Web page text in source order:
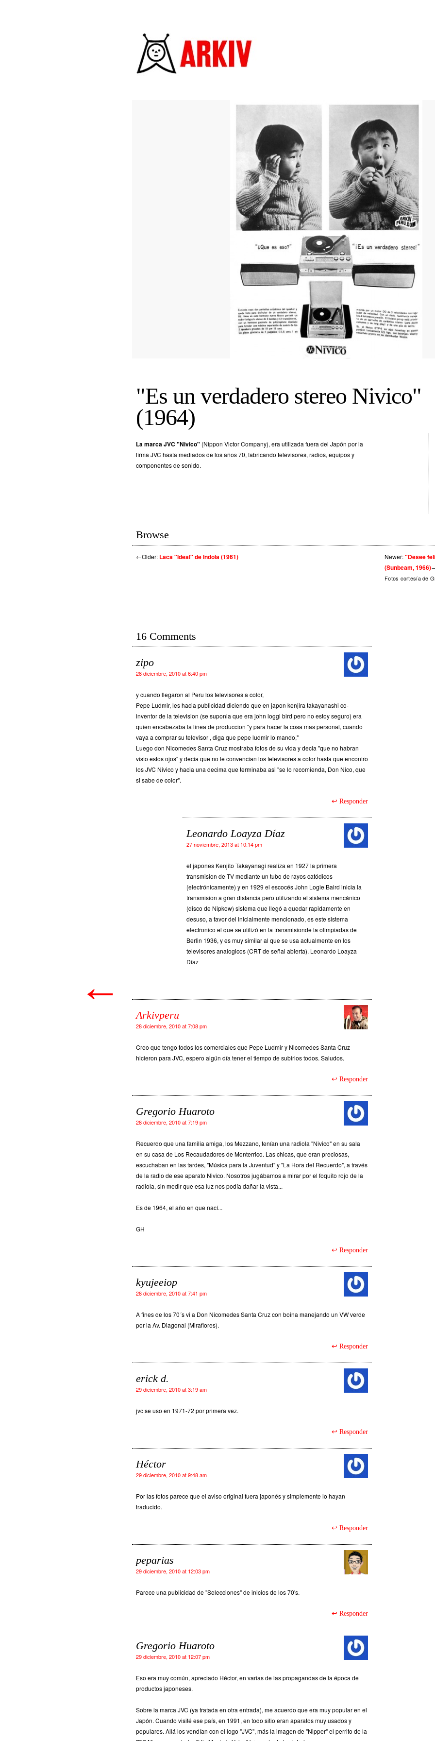
←
"Es un verdadero stereo Nivico"
(1964)
La marca JVC "Nivico" (Nippon Victor Company), era utilizada fuera del Japón por la
firma JVC hasta mediados de los años 70, fabricando televisores, radios, equipos y
componentes de sonido.
Browse
←Older: Laca "Ideal" de Indola (1961) Newer:"Desee
(Sunbeam, 1966)
Fotos cortesía de
16 Comments
zipo
28 diciembre, 2010 at 6:40 pm
y cuando llegaron al Peru los televisores a color,
Pepe Ludmir, les hacia publicidad diciendo que en japon kenjira takayanashi co-
inventor de la television (se suponia que era john loggi bird pero no estoy seguro) era
quien encabezaba la linea de produccion "y para hacer la cosa mas personal, cuando
vaya a comprar su televisor , diga que pepe ludmir lo mando,"
Luego don Nicomedes Santa Cruz mostraba fotos de su vida y decia "que no habran
visto estos ojos" y decia que no le convencian los televisores a color hasta que encontro
los JVC Nivico y hacia una decima que terminaba asi "se lo recomienda, Don Nico, que
si sabe de color".
Responder
Leonardo Loayza Díaz
27 noviembre, 2013 at 10:14 pm
el japones Kenjito Takayanagi realiza en 1927 la primera
transmision de TV mediante un tubo de rayos catódicos
(electrónicamente) y en 1929 el escocés John Logie Baird inicia la
transmision a gran distancia pero utilizando el sistema mencánico
(disco de Nipkow) sistema que llegó a quedar rapidamente en
desuso, a favor del inicialmente mencionado, es este sistema
electronico el que se utilizó en la transmisionde la olimpiadas de
Berlin 1936, y es muy similar al que se usa actualmente en los
televisores analogicos (CRT de señal abierta). Leonardo Loayza
Díaz
Arkivperu
28 diciembre, 2010 at 7:08 pm
Creo que tengo todos los comerciales que Pepe Ludmir y Nicomedes Santa Cruz
hicieron para JVC, espero algún día tener el tiempo de subirlos todos. Saludos.
Responder
Gregorio Huaroto
28 diciembre, 2010 at 7:19 pm
Recuerdo que una familia amiga, los Mezzano, tenían una radiola "Nivico" en su sala
en su casa de Los Recaudadores de Monterrico. Las chicas, que eran preciosas,
escuchaban en las tardes, "Música para la Juventud" y "La Hora del Recuerdo", a través
de la radio de ese aparato Nivico. Nosotros jugábamos a mirar por el foquito rojo de la
radiola, sin medir que esa luz nos podía dañar la vista...
Es de 1964, el año en que nací...
GH
Responder
kyujeeiop
28 diciembre, 2010 at 7:41 pm
A fines de los 70´s vi a Don Nicomedes Santa Cruz con boina manejando un VW verde
por la Av. Diagonal (Miraflores).
Responder
erick d.
29 diciembre, 2010 at 3:19 am
jvc se uso en 1971-72 por primera vez.
Responder
Héctor
29 diciembre, 2010 at 9:48 am
Por las fotos parece que el aviso original fuera japonés y simplemente lo hayan
traducido.
Responder
peparias
29 diciembre, 2010 at 12:03 pm
Parece una publicidad de "Selecciones" de inicios de los 70's.
Responder
Gregorio Huaroto
29 diciembre, 2010 at 12:07 pm
Eso era muy común, apreciado Héctor, en varias de las propagandas de la época de
productos japoneses.
Sobre la marca JVC (ya tratada en otra entrada), me acuerdo que era muy popular en el
Japón. Cuando visité ese país, en 1991, en todo sitio eran aparatos muy usados y
populares. Allá los vendían con el logo "JVC", más la imagen de "Nipper" el perrito de la